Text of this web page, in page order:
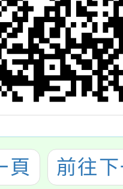
頁 前往